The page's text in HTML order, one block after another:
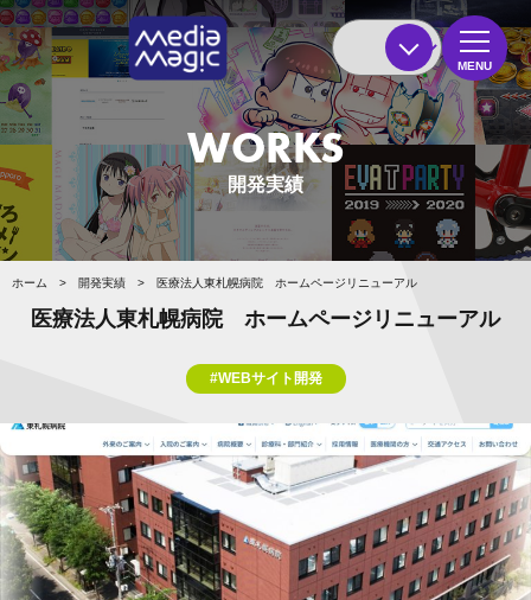
MENU
WORKS
開発実績
ホーム > 開発実績 > 医療法人東札幌病院 ホームページリニューアル
医療法人東札幌病院 ホームページリニューアル
#WEBサイト開発